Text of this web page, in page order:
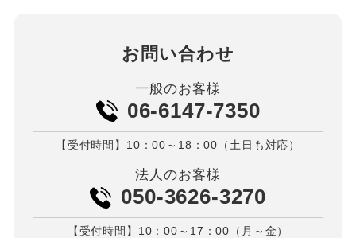
お問い合わせ
一般のお客様
06-6147-7350
【受付時間】10：00～18：00（土日も対応）
法人のお客様
050-3626-3270
【受付時間】10：00～17：00（月～金）